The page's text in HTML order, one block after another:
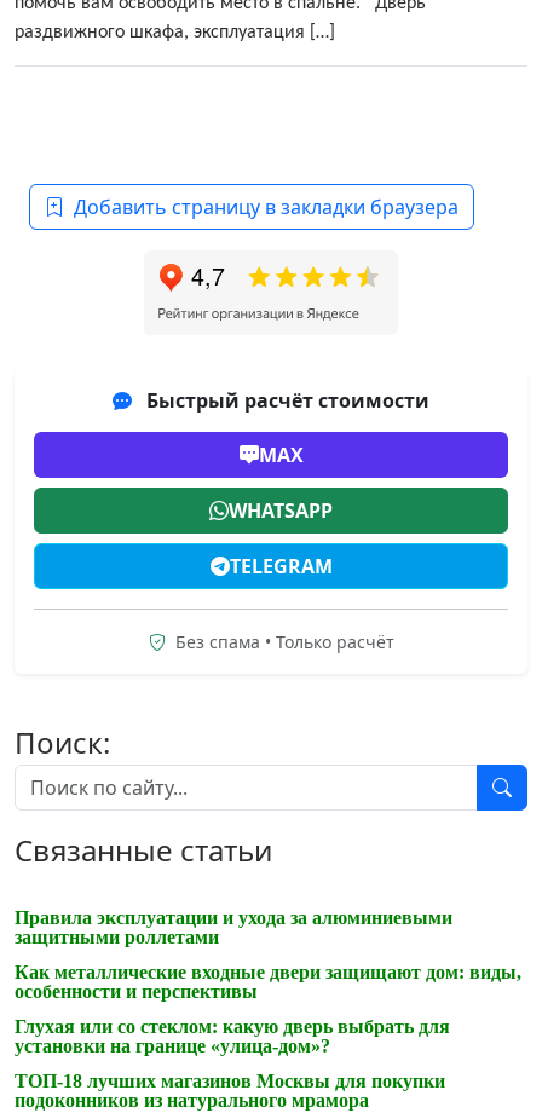
раздвижного шкафа, эксплуатация […]
Добавить страницу в закладки браузера
Быстрый расчёт стоимости
MAX
WHATSAPP
TELEGRAM
Без спама • Только расчёт
Поиск:
Связанные статьи
Правила эксплуатации и ухода за алюминиевыми
защитными роллетами
Как металлические входные двери защищают дом: виды,
особенности и перспективы
Глухая или со стеклом: какую дверь выбрать для
установки на границе «улица-дом»?
ТОП-18 лучших магазинов Москвы для покупки
подоконников из натурального мрамора